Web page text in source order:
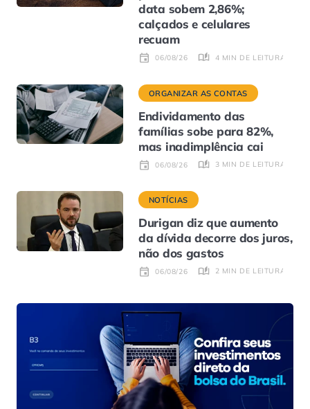
data sobem 2,86%;
calçados e celulares
recuam
06/08/26 4 MIN DE LEITURA
ORGANIZAR AS CONTAS
Endividamento das
famílias sobe para 82%,
mas inadimplência cai
06/08/26 3 MIN DE LEITURA
NOTÍCIAS
Durigan diz que aumento
da dívida decorre dos juros,
não dos gastos
06/08/26 2 MIN DE LEITURA